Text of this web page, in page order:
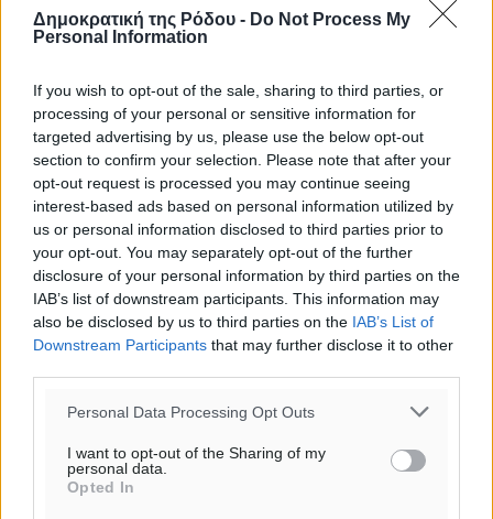
Δημοκρατική της Ρόδου - Do Not Process My
Personal Information
If you wish to opt-out of the sale, sharing to third parties, or
processing of your personal or sensitive information for
targeted advertising by us, please use the below opt-out
section to confirm your selection. Please note that after your
opt-out request is processed you may continue seeing
interest-based ads based on personal information utilized by
us or personal information disclosed to third parties prior to
your opt-out. You may separately opt-out of the further
disclosure of your personal information by third parties on the
IAB’s list of downstream participants. This information may
also be disclosed by us to third parties on the IAB’s List of
Downstream Participants that may further disclose it to other
Personal Data Processing Opt Outs
I want to opt-out of the Sharing of my
personal data.
Opted In
Ροή ειδήσεων
Παπαεμμανουήλ
Αθλητικά• πριν 46 λεπτά